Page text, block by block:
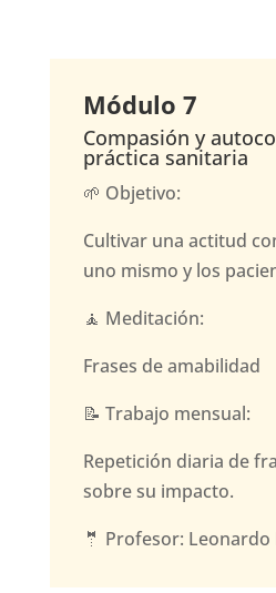
Módulo 7
Compasión y
práctica sanitaria
🌱 Objetivo:
Cultivar una actitud
uno mismo y los
🧘 Meditación:
Frases de amabilidad
📝 Trabajo mensual:
Repetición diaria de
sobre su impacto.
🤵 Profesor: